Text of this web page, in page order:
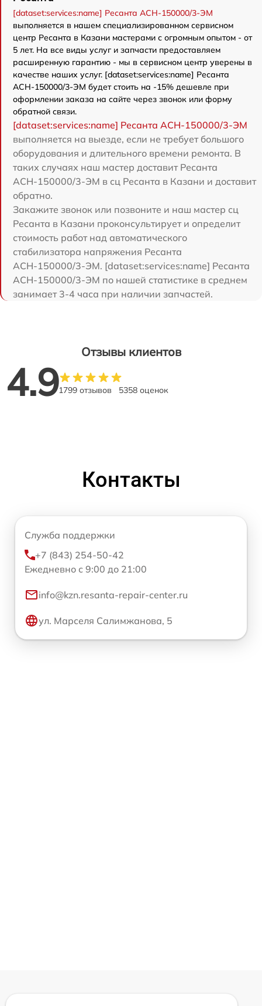
[dataset:services:name] Ресанта АСН-150000/3-ЭМ
выполняется в нашем специализированном сервисном
центр Ресанта в Казани мастерами с огромным опытом - от
5 лет. На все виды услуг и запчасти предоставляем
расширенную гарантию - мы в сервисном центр уверены в
качестве наших услуг. [dataset:services:name] Ресанта
АСН-150000/3-ЭМ будет стоить на -15% дешевле при
оформлении заказа на сайте через звонок или форму
обратной связи.
[dataset:services:name] Ресанта АСН-150000/3-ЭМ
выполняется на выезде, если не требует большого
оборудования и длительного времени ремонта. В
таких случаях наш мастер доставит Ресанта
АСН-150000/3-ЭМ в сц Ресанта в Казани и доставит
обратно.
Закажите звонок или позвоните и наш мастер сц
Ресанта в Казани проконсультирует и определит
стоимость работ над автоматического
стабилизатора напряжения Ресанта
АСН-150000/3-ЭМ. [dataset:services:name] Ресанта
АСН-150000/3-ЭМ по нашей статистике в среднем
занимает 3-4 часа при наличии запчастей.
Отзывы клиентов
4.91799 отзывов 5358 оценок
Контакты
Служба поддержки
+7 (843) 254-50-42
Ежедневно с 9:00 до 21:00
info@kzn.resanta-repair-center.ru
ул. Марселя Салимжанова, 5